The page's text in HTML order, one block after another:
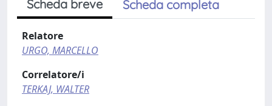
Scheda breve Scheda completa
Relatore
URGO, MARCELLO
Correlatore/i
TERKAJ, WALTER